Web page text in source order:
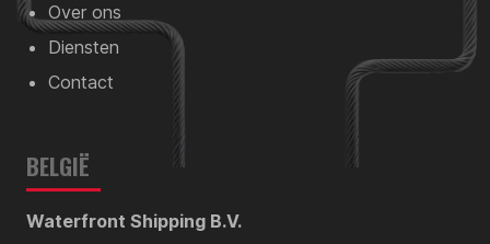
Over ons
Diensten
Contact
BELGIË
Waterfront Shipping B.V.